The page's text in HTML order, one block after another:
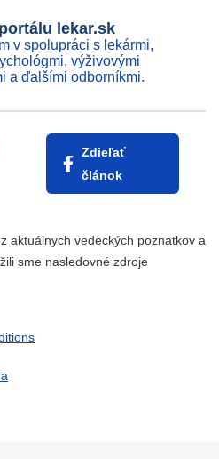
lekar.sk
v spolupráci s lekármi,
výživovými
a ďalšími odborníkmi.
Zdieľať
článok
aktuálnych vedeckých poznatkov a
sme nasledovné zdroje